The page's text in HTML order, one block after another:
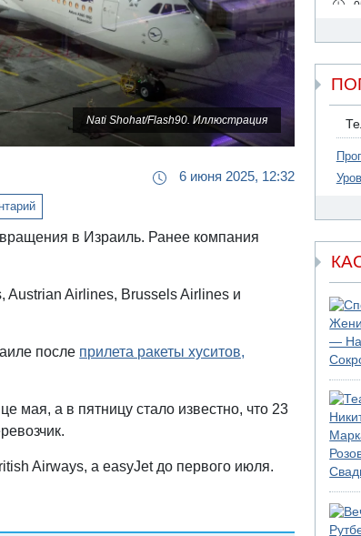
Nati Shohat/Flash90. Иллюстрация
6 июня 2025, 12:32
в Израиль. Ранее компания
Austrian Airlines, Brussels Airlines и
после прилета ракеты хуситов,
мая, а в пятницу стало известно, что 23
Airways, а easyJet до первого июля.
На
В
В
Еще
75-